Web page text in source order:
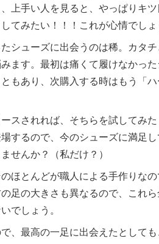
上手い人を見ると、やっぱりキ
てみたい！！！これが心情でしょ
シューズに出会うのは稀。カタ
ます。最初は痛くて履けなかっ
もあり、次購入する時はもう「
スされれば、そちらを試してみ
するので、今のシューズに満足
せんか？（私だけ？）
ほとんどが職人による手作りな
足の大きさも異なるので、これ
でしょう。
、最高の一足に出会えたとして